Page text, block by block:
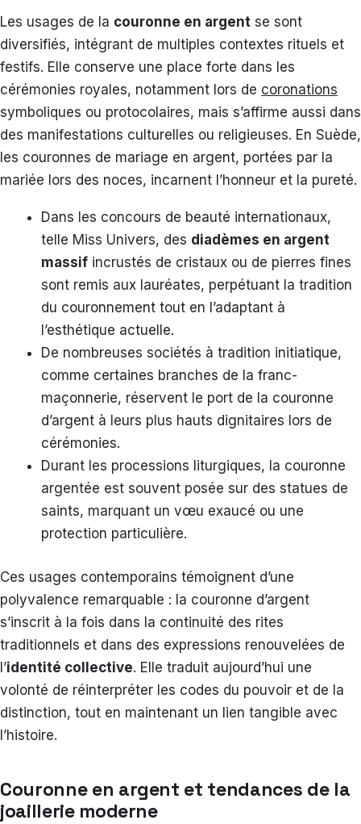
Les usages de la couronne en argent se sont
diversifiés, intégrant de multiples contextes rituels et
festifs. Elle conserve une place forte dans les
cérémonies royales, notamment lors de coronations
symboliques ou protocolaires, mais s’affirme aussi dans
des manifestations culturelles ou religieuses. En Suède,
les couronnes de mariage en argent, portées par la
mariée lors des noces, incarnent l’honneur et la pureté.
Dans les concours de beauté internationaux,
telle Miss Univers, des diadèmes en argent
massif incrustés de cristaux ou de pierres fines
sont remis aux lauréates, perpétuant la tradition
du couronnement tout en l’adaptant à
l’esthétique actuelle.
De nombreuses sociétés à tradition initiatique,
comme certaines branches de la franc-
maçonnerie, réservent le port de la couronne
d’argent à leurs plus hauts dignitaires lors de
cérémonies.
Durant les processions liturgiques, la couronne
argentée est souvent posée sur des statues de
saints, marquant un vœu exaucé ou une
protection particulière.
Ces usages contemporains témoignent d’une
polyvalence remarquable : la couronne d’argent
s’inscrit à la fois dans la continuité des rites
traditionnels et dans des expressions renouvelées de
l’identité collective. Elle traduit aujourd’hui une
volonté de réinterpréter les codes du pouvoir et de la
distinction, tout en maintenant un lien tangible avec
l’histoire.
Couronne en argent et tendances de la
joaillerie moderne